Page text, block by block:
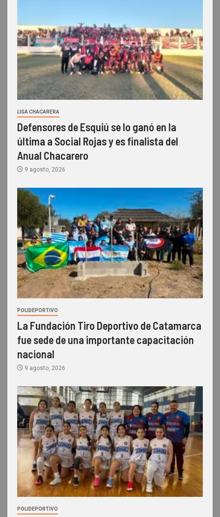
LIGA CHACARERA
Defensores de Esquiú se lo ganó en la
última a Social Rojas y es finalista del
Anual Chacarero
9 agosto, 2026
POLIDEPORTIVO
La Fundación Tiro Deportivo de Catamarca
fue sede de una importante capacitación
nacional
9 agosto, 2026
POLIDEPORTIVO